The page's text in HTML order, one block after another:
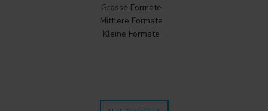
Grosse Formate
Mittlere Formate
Kleine Formate